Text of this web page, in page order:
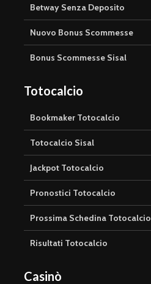
Betway Senza Deposito
Nuovo Bonus Scommesse
Bonus Scommesse Sisal
Totocalcio
Bookmaker Totocalcio
Totocalcio Sisal
Jackpot Totocalcio
Pronostici Totocalcio
Prossima Schedina Totocalcio
Risultati Totocalcio
Casinò